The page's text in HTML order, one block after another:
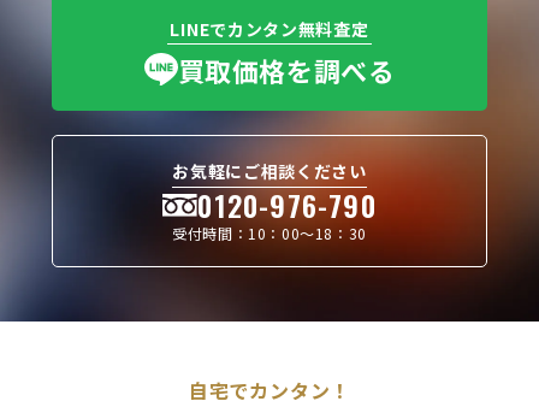
LINEでカンタン無料査定
買取価格を調べる
お気軽にご相談ください
0120-976-790
受付時間：10：00〜18：30
自宅でカンタン！